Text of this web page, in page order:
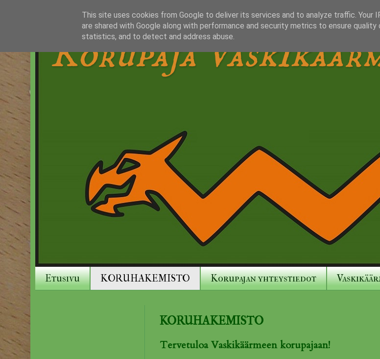
Korupaja
Etusivu KORUHAKEMISTO Korupajan yhteystiedot
KORUHAKEMISTO
Tervetuloa Vaskikäärmeen korupajaan!
This site uses cookies from Google to deliver its services and to analyze traffic. Your
are shared with Google along with performance and security metrics to ensure quality
statistics, and to detect and address abuse.